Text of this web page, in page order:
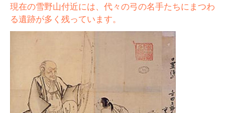
現在の雪野山付近には、代々の弓の名手たちにまつわ
る遺跡が多く残っています。